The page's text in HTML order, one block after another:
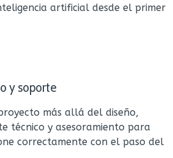
artificial desde el primer
y soporte
más allá del diseño,
técnico y asesoramiento para
correctamente con el paso del